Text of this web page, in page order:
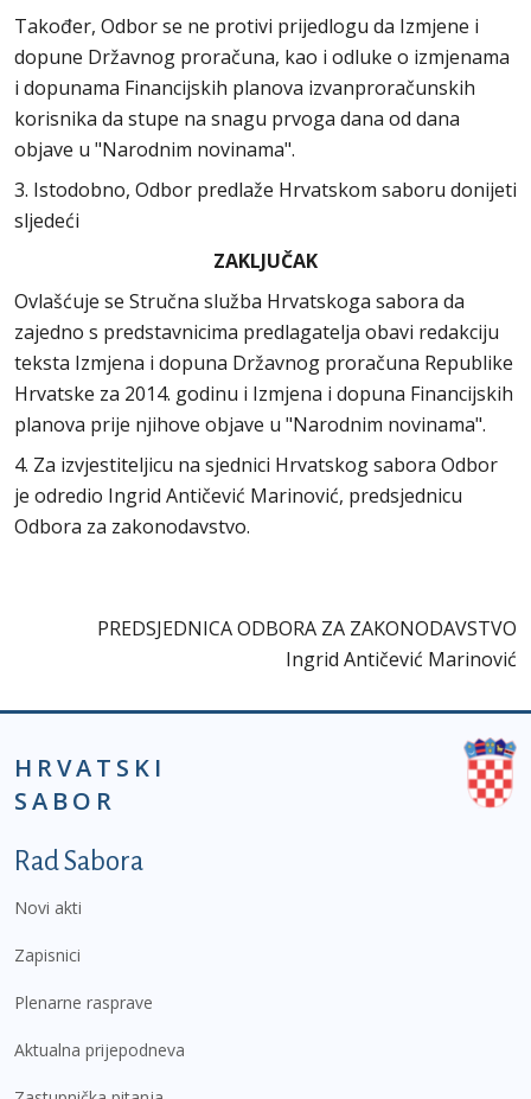
Također, Odbor se ne protivi prijedlogu da Izmjene i
dopune Državnog proračuna, kao i odluke o izmjenama
i dopunama Financijskih planova izvanproračunskih
korisnika da stupe na snagu prvoga dana od dana
objave u "Narodnim novinama".
3. Istodobno, Odbor predlaže Hrvatskom saboru donijeti
sljedeći
ZAKLJUČAK
Ovlašćuje se Stručna služba Hrvatskoga sabora da
zajedno s predstavnicima predlagatelja obavi redakciju
teksta Izmjena i dopuna Državnog proračuna Republike
Hrvatske za 2014. godinu i Izmjena i dopuna Financijskih
planova prije njihove objave u "Narodnim novinama".
4. Za izvjestiteljicu na sjednici Hrvatskog sabora Odbor
je odredio Ingrid Antičević Marinović, predsjednicu
Odbora za zakonodavstvo.
PREDSJEDNICA ODBORA ZA ZAKONODAVSTVO
Ingrid Antičević Marinović
HRVATSKI
SABOR
Podnožje prvi izbornik
Rad Sabora
Novi akti
Zapisnici
Plenarne rasprave
Aktualna prijepodneva